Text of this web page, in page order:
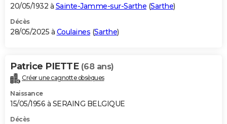
20/05/1932 à Sainte-Jamme-sur-Sarthe (Sarthe)
Décès
28/05/2025 à Coulaines (Sarthe)
Patrice PIETTE (68 ans)
Créer une cagnotte obsèques
Naissance
15/05/1956 à SERAING BELGIQUE
Décès